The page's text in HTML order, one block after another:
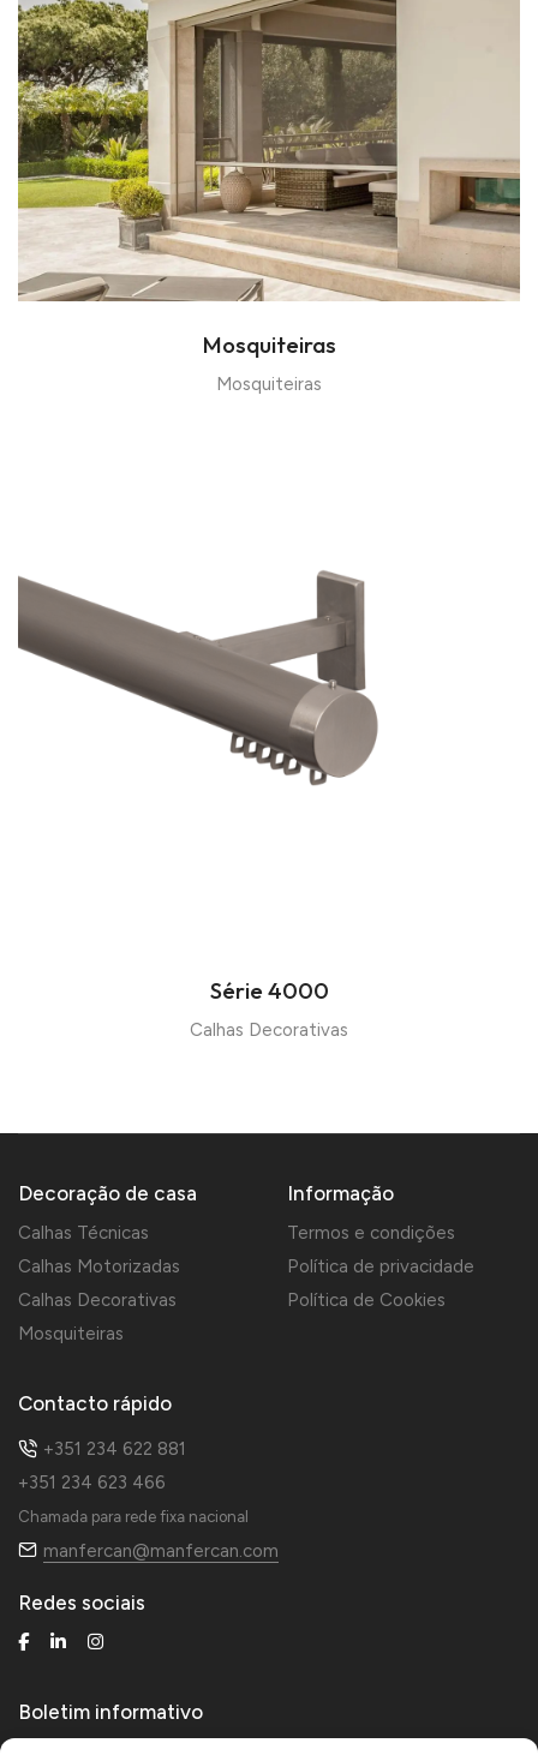
Mosquiteiras
Mosquiteiras
Série 4000
Calhas Decorativas
Decoração de casa
Calhas Técnicas
Calhas Motorizadas
Calhas Decorativas
Mosquiteiras
Informação
Termos e condições
Política de privacidade
Política de Cookies
Contacto rápido
+351 234 622 881
+351 234 623 466
Chamada para rede fixa nacional
manfercan@manfercan.com
Redes sociais
Boletim informativo